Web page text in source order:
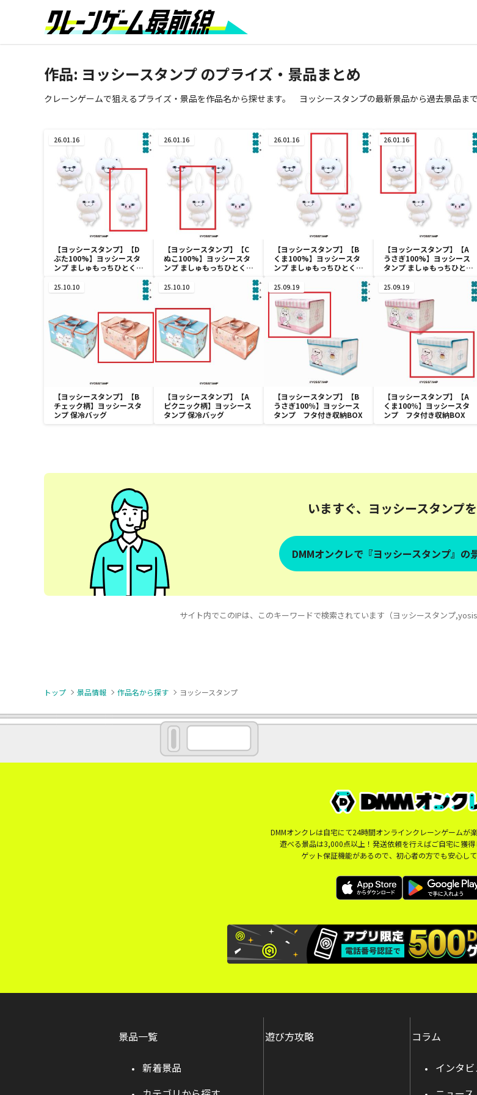
作品: ヨッシースタンプ のプライズ・景品まとめ
クレーンゲームで狙えるプライズ・景品を作品名から探せます。 ヨッシースタンプの最新景品から過去景品ま
26.01.16
【ヨッシースタンプ】【D
ぶた100%】ヨッシースタ
ンプ ましゅもっちひとくち
26.01.16
【ヨッシースタンプ】【C
ぬこ100%】ヨッシースタ
ンプ ましゅもっちひとくち
26.01.16
【ヨッシースタンプ】【B
くま100%】ヨッシースタ
ンプ ましゅもっちひとくち
26.01.16
【ヨッシースタンプ】【A
うさぎ100%】ヨッシース
タンプ ましゅもっちひとく
25.10.10
【ヨッシースタンプ】【B
チェック柄】ヨッシースタ
ンプ 保冷バッグ
25.10.10
【ヨッシースタンプ】【A
ピクニック柄】ヨッシース
タンプ 保冷バッグ
25.09.19
【ヨッシースタンプ】【B
うさぎ100％】ヨッシース
タンプ フタ付き収納BOX
25.09.19
【ヨッシースタンプ】【A
くま100％】ヨッシースタ
ンプ フタ付き収納BOX
いますぐ、ヨッシースタンプ
DMMオンクレで『ヨッシースタンプ』の
サイト内でこのIPは、このキーワードで検索されています（ヨッシースタンプ
トップ 景品情報 作品名から探す ヨッシースタンプ
DMMオンクレは自宅にて24時間オンラインクレーンゲームが
遊べる景品は3,000点以上！発送依頼を行えばご自宅に獲得
ゲット保証機能があるので、初心者の方でも安心して
景品一覧
新着景品
遊び方攻略 コラム
インタビ